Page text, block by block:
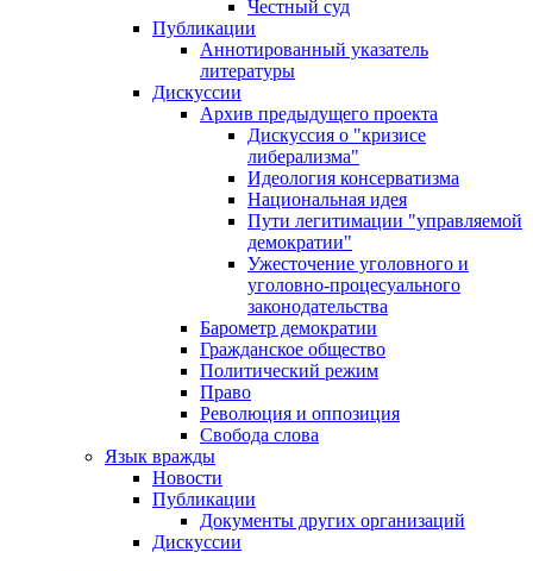
Честный суд
Публикации
Аннотированный указатель
литературы
Дискуссии
Архив предыдущего проекта
Дискуссия о "кризисе
либерализма"
Идеология консерватизма
Национальная идея
Пути легитимации "управляемой
демократии"
Ужесточение уголовного и
уголовно-процесуального
законодательства
Барометр демократии
Гражданское общество
Политический режим
Право
Революция и оппозиция
Свобода слова
Язык вражды
Новости
Публикации
Документы других организаций
Дискуссии